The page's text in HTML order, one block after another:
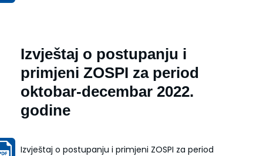
Izvještaj o postupanju i
primjeni ZOSPI za period
oktobar-decembar 2022.
godine
Izvještaj o postupanju i primjeni ZOSPI za period